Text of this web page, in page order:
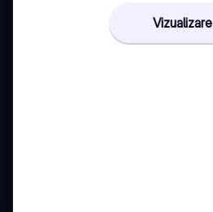
Vizualizare